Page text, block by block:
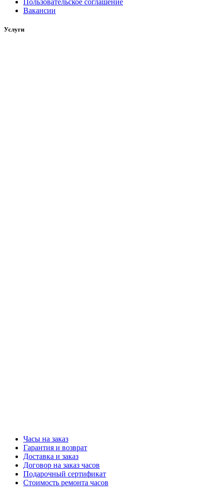
Вакансии
Услуги
Часы на заказ
Гарантия и возврат
Доставка и заказ
Договор на заказ часов
Подарочный сертификат
Стоимость ремонта часов